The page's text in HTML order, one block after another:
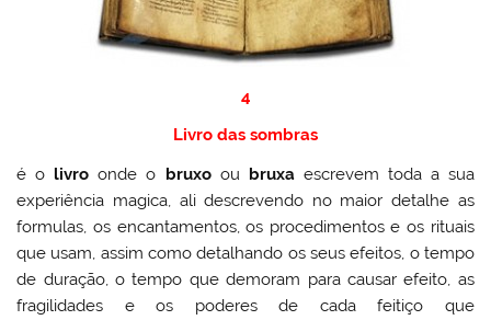
4
Livro das sombras
é o livro onde o bruxo ou bruxaescrevem toda a sua
experiência magica, ali descrevendo no maior detalhe as
formulas, os encantamentos, os procedimentos e os rituais
que usam, assim como detalhando os seus efeitos, o tempo
de duração, o tempo que demoram para causar efeito, as
fragilidades e os poderes de cada feitiço que